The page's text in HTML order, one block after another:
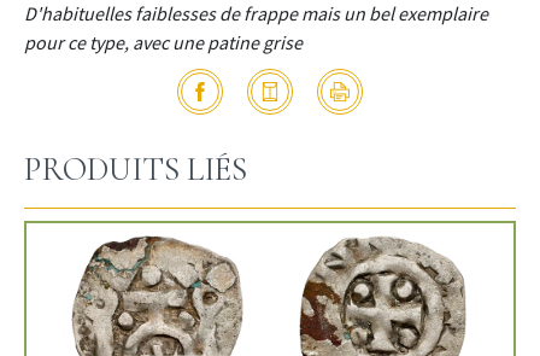
D'habituelles faiblesses de frappe mais un bel exemplaire
pour ce type, avec une patine grise
PRODUITS LIÉS